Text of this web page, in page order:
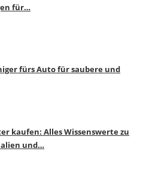
für…
fürs Auto für saubere und
kaufen: Alles Wissenswerte zu
und…